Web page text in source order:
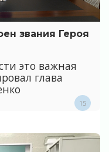
звания Героя
это важная
глава
15